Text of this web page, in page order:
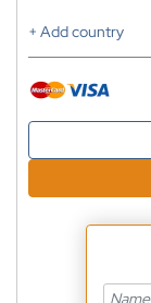
+ Add country